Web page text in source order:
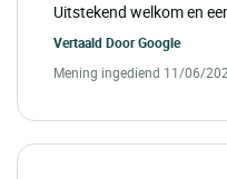
Uitstekend welkom en
Vertaald DoorGoogle
Mening ingediend 11/06/